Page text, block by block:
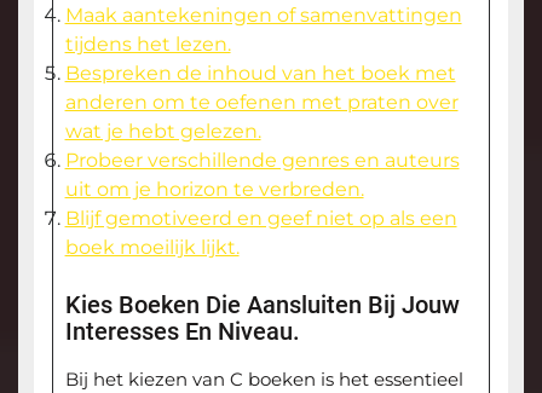
Maak aantekeningen of samenvattingen
tijdens het lezen.
Bespreken de inhoud van het boek met
anderen om te oefenen met praten over
wat je hebt gelezen.
Probeer verschillende genres en auteurs
uit om je horizon te verbreden.
Blijf gemotiveerd en geef niet op als een
boek moeilijk lijkt.
Kies Boeken Die Aansluiten Bij Jouw
Interesses En Niveau.
Bij het kiezen van C boeken is het essentieel